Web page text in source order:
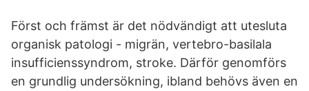
Först och främst är det nödvändigt att utesluta
organisk patologi - migrän, vertebro-basilala
insufficienssyndrom, stroke. Därför genomförs
en grundlig undersökning, ibland behövs även en